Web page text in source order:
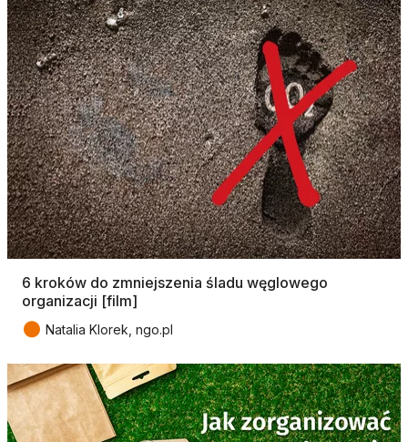
6 kroków do zmniejszenia śladu węglowego
organizacji [film]
● Natalia Klorek, ngo.pl